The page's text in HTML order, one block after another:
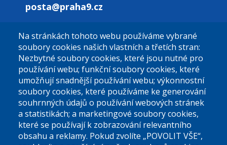
posta@praha9.cz
El. podatelna (bez el. podpisu):
podatelna@praha9.cz
Úřední dny:
Na stránkách tohoto webu používáme vybrané
soubory cookies našich vlastních a třetích stran:
Nezbytné soubory cookies, které jsou nutné pro
používání webu; funkční soubory cookies, které
umožňují snadnější používání webu; výkonnostní
soubory cookies, které používáme ke generování
souhrnných údajů o používání webových stránek
a statistikách; a marketingové soubory cookies,
které se používají k zobrazování relevantního
obsahu a reklamy. Pokud zvolíte „POVOLIT VŠE“,